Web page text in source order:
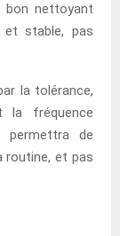
bon nettoyant
stable, pas
la tolérance,
la fréquence
permettra de
routine, et pas